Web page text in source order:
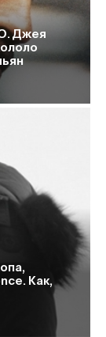
Джея
Как,